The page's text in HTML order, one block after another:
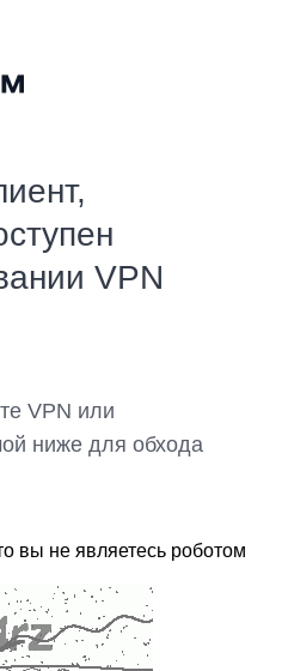
VPN
VPN или
ниже для обхода
вы не являетесь роботом